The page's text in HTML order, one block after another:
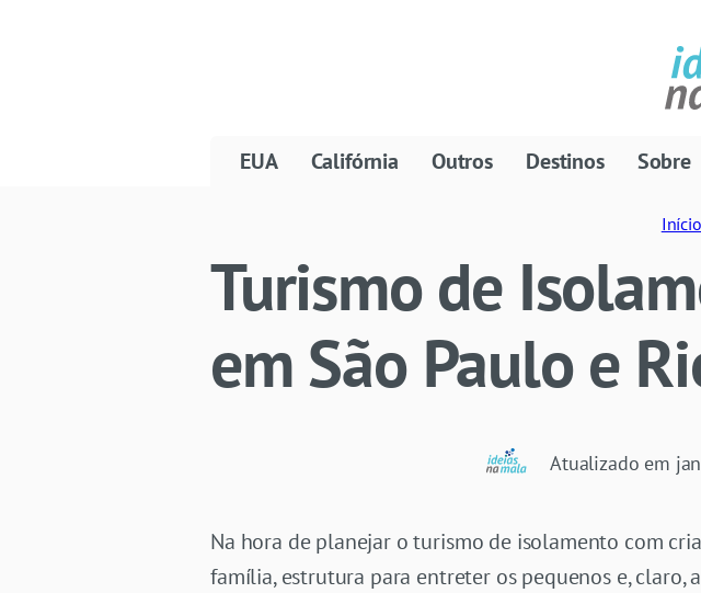
EUA Califórnia Outros Destinos Sobre
Início
Turismo de
em São Paulo e
Atualizado em
Na hora de planejar o turismo de isolamento com
família, estrutura para entreter os pequenos e, claro,